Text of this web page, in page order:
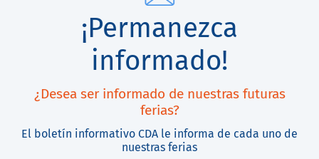
¡Permanezca
informado!
¿Desea ser informado de nuestras futuras
ferias?
El boletín informativo CDA le informa de cada uno de
nuestras ferias